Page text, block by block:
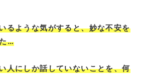
るような気がすると、妙な不安を
…
人にしか話していないことを、何